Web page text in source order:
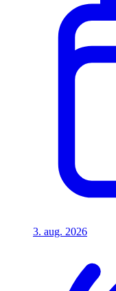
3. aug. 2026